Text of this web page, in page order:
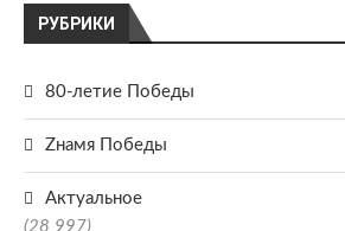
РУБРИКИ
80-летие Победы
Zнамя Победы
Актуальное
(28 997)